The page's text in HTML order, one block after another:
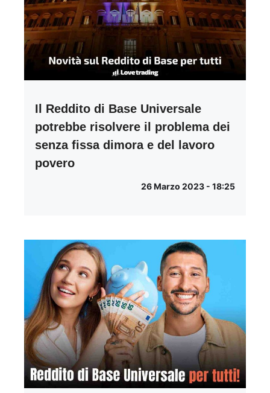
Il Reddito di Base Universale
potrebbe risolvere il problema dei
senza fissa dimora e del lavoro
povero
26 Marzo 2023 - 18:25